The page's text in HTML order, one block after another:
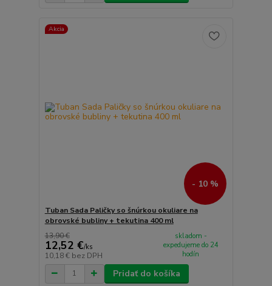
Akcia
- 10 %
Tuban Sada Paličky so šnúrkou okuliare na
obrovské bubliny + tekutina 400 ml
13,90 €
12,52 €/ks
10,18 € bez DPH
skladom -
expedujeme do 24
hodín
Pridať do košíka